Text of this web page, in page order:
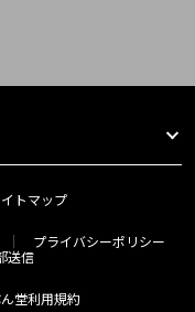
トマップ
プライバシーポリシー
送信
堂利用規約